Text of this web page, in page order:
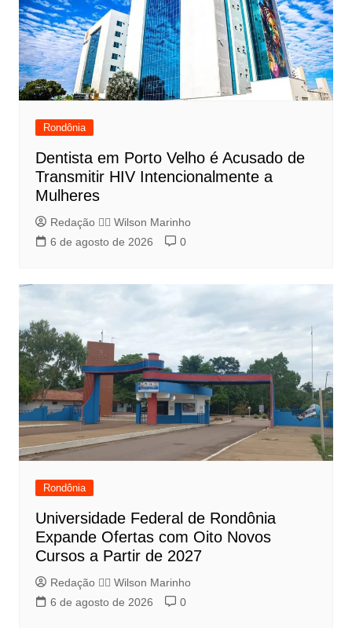
Rondônia
Dentista em Porto Velho é Acusado de
Transmitir HIV Intencionalmente a
Mulheres
Redação 👨‍⚖️​ Wilson Marinho
6 de agosto de 2026
0
Rondônia
Universidade Federal de Rondônia
Expande Ofertas com Oito Novos
Cursos a Partir de 2027
Redação 👨‍⚖️​ Wilson Marinho
6 de agosto de 2026
0